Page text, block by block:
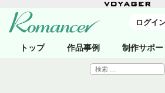
トップ 作品事例 制作サポー
ログイ
検
索: